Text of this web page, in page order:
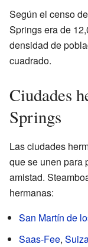
Según el censo
Springs era de
densidad de
cuadrado.
Ciudades
Springs
Las ciudades
que se unen para
amistad.
hermanas:
San Martín de
Saas-Fee,